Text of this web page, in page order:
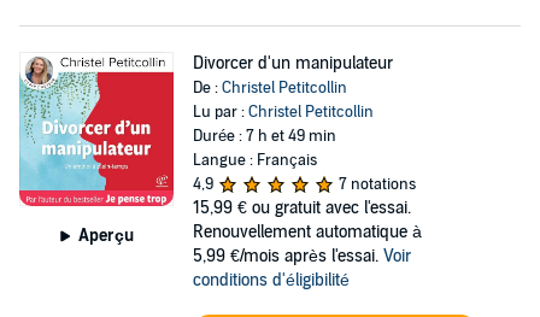
Aperçu
Divorcer d'un manipulateur
De :Christel Petitcollin
Lu par :Christel Petitcollin
Durée : 7 h et 49 min
Langue : Français
4,9
7 notations
15,99 € ou gratuit avec l'essai.
Renouvellement automatique à
5,99 €/mois après l'essai. Voir
conditions d'éligibilité